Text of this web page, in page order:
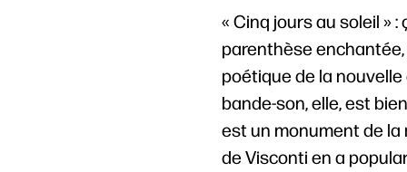
« Cinq jours au soleil »
parenthèse
poétique de la
bande-son, elle, est
est un monument de
de Visconti en a